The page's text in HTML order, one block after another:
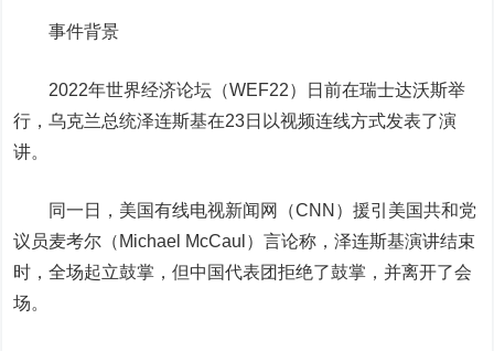
事件背景
2022年世界经济论坛（WEF22）日前在瑞士达沃斯举
行，乌克兰总统泽连斯基在23日以视频连线方式发表了演
讲。
同一日，美国有线电视新闻网（CNN）援引美国共和党
议员麦考尔（Michael McCaul）言论称，泽连斯基演讲结束
时，全场起立鼓掌，但中国代表团拒绝了鼓掌，并离开了会
场。